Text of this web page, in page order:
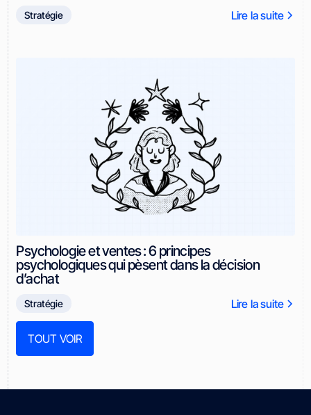
Stratégie Lire la suite
Psychologie et ventes : 6 principes
psychologiques qui pèsent dans la décision
d’achat
Stratégie Lire la suite
TOUT VOIR